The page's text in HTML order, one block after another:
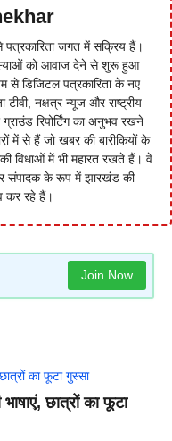
जगत में सक्रिय हैं।
को आवाज देने से शुरू हुआ
डिजिटल पत्रकारिता के नए
नक्षत्र न्यूज और राष्ट्रीय
रिपोर्टिंग का अनुभव रखने
में से हैं जो खबर की बारीकियों के
विधाओं में भी महारत रखते हैं। वे
संपादक के रूप में झारखंड की
कर रहे हैं।
Join Now
छात्रों का फूटा